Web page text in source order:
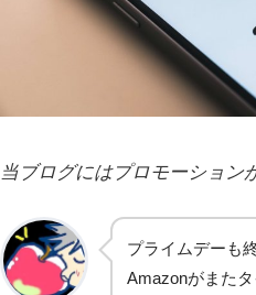
当ブログにはプロモーション
プライムデーも
Amazonがまた